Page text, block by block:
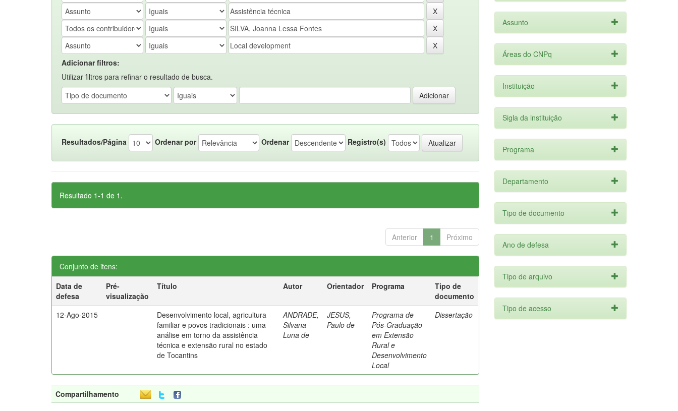
Adicionar filtros:
Utilizar filtros para refinar o resultado de busca.
Resultados/Página Ordenar por Ordenar Registro(s)
Resultado 1-1 de 1.
Anterior 1 Próximo
Conjunto de itens:
Data de
defesa
Pré-
visualização
Título Autor Orientador Programa
Tipo de
documento
12-Ago-2015
Desenvolvimento local, agricultura
familiar e povos tradicionais : uma
análise em torno da assistência
técnica e extensão rural no estado
de Tocantins
ANDRADE,
Silvana
Luna de
JESUS,
Paulo de
Programa de
Pós-Graduação
em Extensão
Rural e
Desenvolvimento
Local
Dissertação
Compartilhamento
Assunto
Áreas do CNPq
Instituição
Sigla da instituição
Programa
Departamento
Tipo de documento
Ano de defesa
Tipo de arquivo
Tipo de acesso